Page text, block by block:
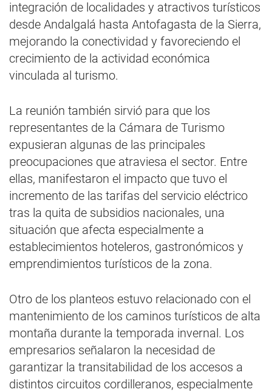
integración de localidades y atractivos turísticos
desde Andalgalá hasta Antofagasta de la Sierra,
mejorando la conectividad y favoreciendo el
crecimiento de la actividad económica
vinculada al turismo.
La reunión también sirvió para que los
representantes de la Cámara de Turismo
expusieran algunas de las principales
preocupaciones que atraviesa el sector. Entre
ellas, manifestaron el impacto que tuvo el
incremento de las tarifas del servicio eléctrico
tras la quita de subsidios nacionales, una
situación que afecta especialmente a
establecimientos hoteleros, gastronómicos y
emprendimientos turísticos de la zona.
Otro de los planteos estuvo relacionado con el
mantenimiento de los caminos turísticos de alta
montaña durante la temporada invernal. Los
empresarios señalaron la necesidad de
garantizar la transitabilidad de los accesos a
distintos circuitos cordilleranos, especialmente